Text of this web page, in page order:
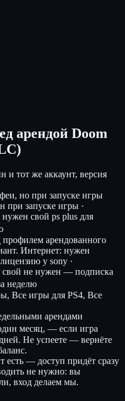
арендой Doom
и тот же аккаунт, версия
но при запуске игры
при запуске игры ·
нужен свой ps plus для
профилем арендованного
Интернет: нужен
у sony ·
свой не нужен — подписка
неделю
Все игры для PS4, Все
арендами
месяц, — если игра
Не успеете — вернёте
есть — доступ придёт сразу
не нужно: вы
вход делаем мы.